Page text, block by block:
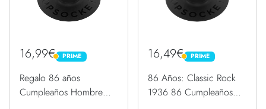
16,99€ PRIME
PRIME
Regalo 86 años
Cumpleaños Hombre
16,49€ PRIME
PRIME
86 Años: Classic Rock
1936 86 Cumpleaños